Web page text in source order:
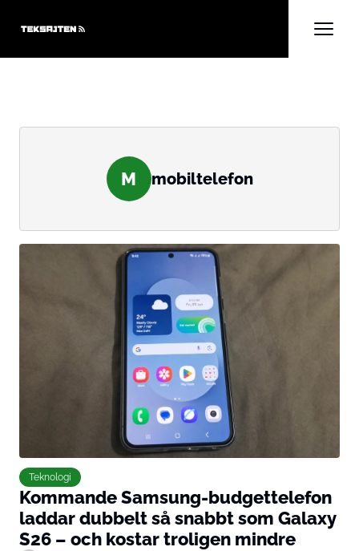
M mobiltelefon
Teknologi
Kommande Samsung-budgettelefon
laddar dubbelt så snabbt som Galaxy
S26 – och kostar troligen mindre